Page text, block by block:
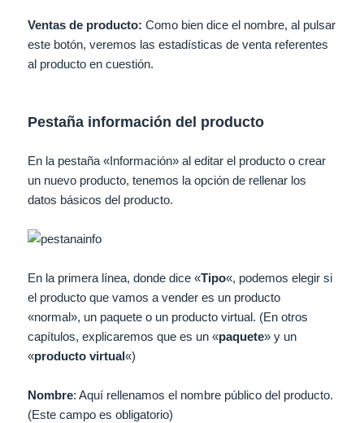
Ventas de producto:Como bien dice el nombre, al pulsar
este botón, veremos las estadísticas de venta referentes
al producto en cuestión.
Pestaña información del producto
En la pestaña «Información» al editar el producto o crear
un nuevo producto, tenemos la opción de rellenar los
datos básicos del producto.
En la primera línea, donde dice «Tipo«, podemos elegir si
el producto que vamos a vender es un producto
«normal», un paquete o un producto virtual. (En otros
capítulos, explicaremos que es un «paquete» y un
«producto virtual«)
Nombre: Aquí rellenamos el nombre público del producto.
(Este campo es obligatorio)